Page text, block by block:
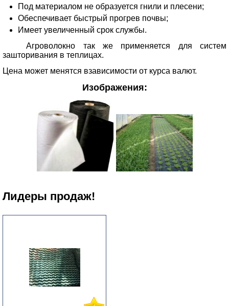
Под материалом не образуется гнили и плесени;
Обеспечивает быстрый прогрев почвы;
Имеет увеличенный срок службы.
Агроволокно так же применяется для систем
зашторивания в теплицах.
Цена может менятся взависимости от курса валют.
Изображения:
Лидеры продаж!